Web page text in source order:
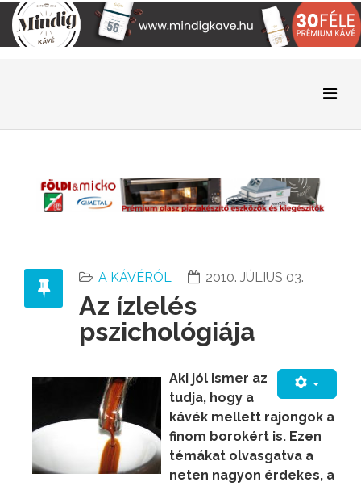
A KÁVÉRÓL 2010. JÚLIUS 03.
Az ízlelés
pszichológiája
Aki jól ismer az
tudja, hogy a
kávék mellett rajongok a
finom borokért is. Ezen
témákat olvasgatva a
neten nagyon érdekes, a